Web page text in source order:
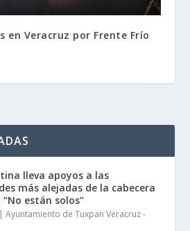
en Veracruz por Frente Frío
lleva apoyos a las
más alejadas de la cabecera
están solos”
|Ayuntamiento de Tuxpan Veracruz -